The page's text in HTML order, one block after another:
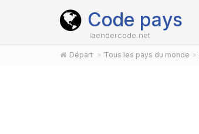
Code pays
laendercode.net
Départ Tous les pays du monde